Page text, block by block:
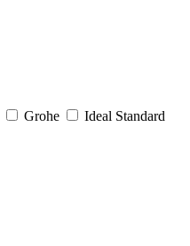
Grohe
Ideal Standard